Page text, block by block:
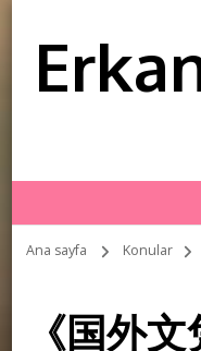
Ana sayfa Konular
《国外